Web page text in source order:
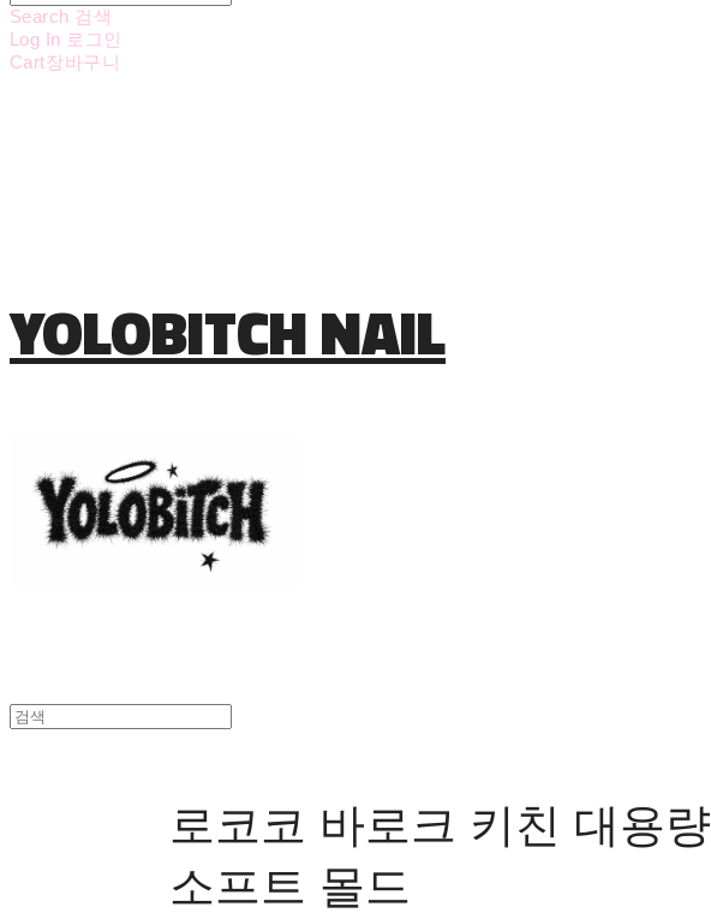
Search 검색
Log In 로그인
Cart장바구니
YOLOBITCH NAIL
로코코 바로크 키친 대용량
소프트 몰드